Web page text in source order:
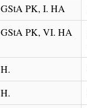
GStA PK, I. HA
GStA PK, VI. HA
H.
H.